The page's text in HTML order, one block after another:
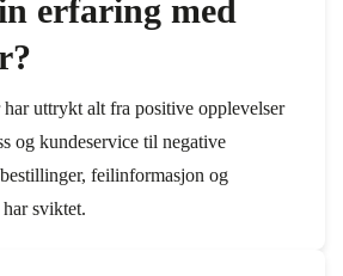
erfaring med
uttrykt alt fra positive opplevelser
og kundeservice til negative
feilinformasjon og
sviktet.